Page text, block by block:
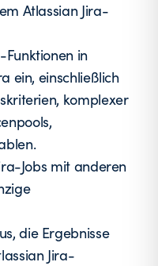
Atlassian Jira-
in
ein, einschließlich
komplexer
Jobs mit anderen
die Ergebnisse
Jira-